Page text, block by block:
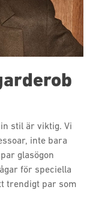
stil är viktig. Vi
inte bara
glasögon
för speciella
trendigt par som